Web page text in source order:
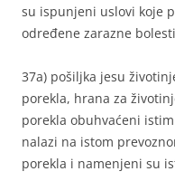
su ispunjeni uslovi koje
određene zarazne
37a) pošiljka jesu
porekla, hrana za
porekla obuhvaćeni
nalazi na istom
porekla i namenjeni su